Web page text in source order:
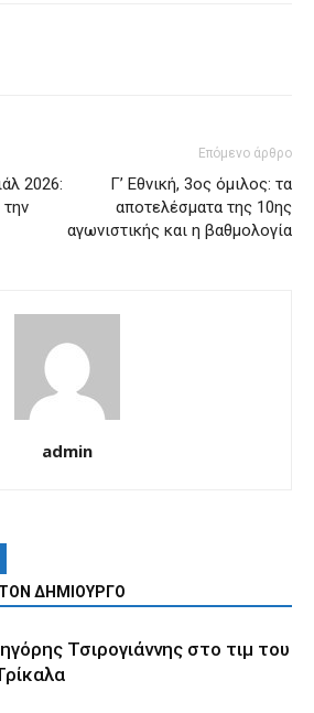
2026:
Επόμενο άρθρο
Γ’ Εθνική, 3ος όμιλος: τα
αποτελέσματα της 10ης
αγωνιστικής και η βαθμολογία
admin
ΔΗΜΙΟΥΡΓΟ
Τσιρογιάννης στο τιμ του